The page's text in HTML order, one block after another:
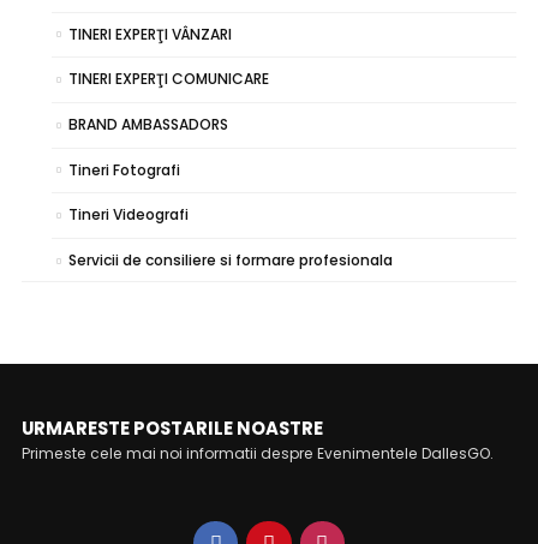
TINERI EXPERŢI VÂNZARI
TINERI EXPERŢI COMUNICARE
BRAND AMBASSADORS
Tineri Fotografi
Tineri Videografi
Servicii de consiliere si formare profesionala
URMARESTE POSTARILE NOASTRE
Primeste cele mai noi informatii despre Evenimentele DallesGO.